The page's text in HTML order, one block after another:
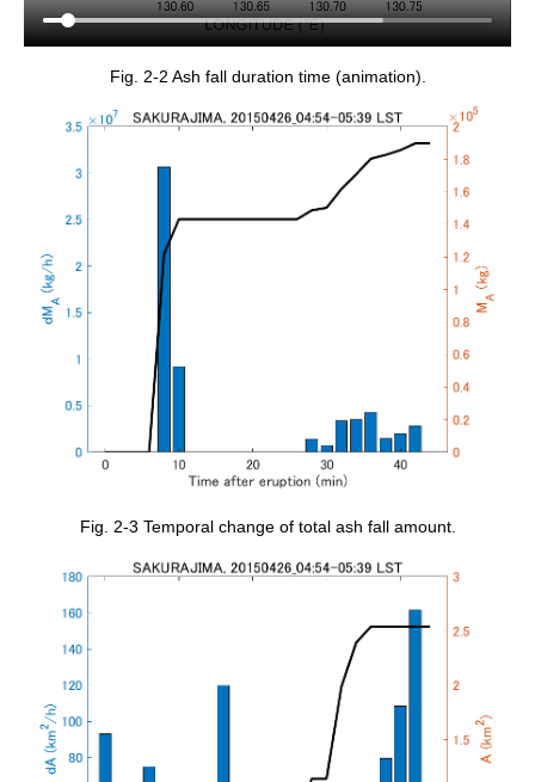
Fig. 2-2 Ash fall duration time (animation).
Fig. 2-3 Temporal change of total ash fall amount.